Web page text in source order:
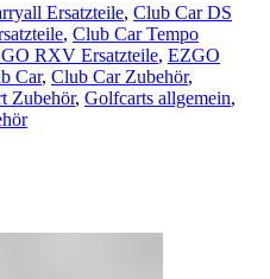
Ersatzteile, Club Car DS
, Club Car Tempo
RXV Ersatzteile, EZGO
Car, Club Car Zubehör,
Zubehör, Golfcarts allgemein,